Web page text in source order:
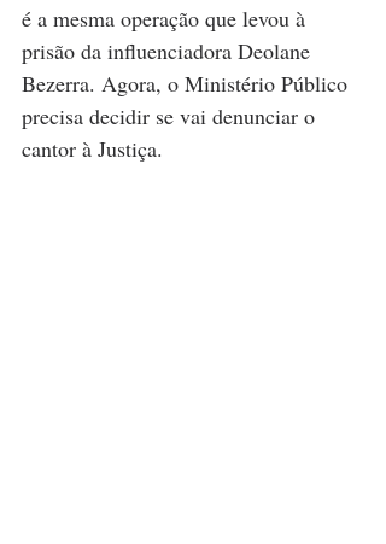
é a mesma operação que levou à
prisão da influenciadora Deolane
Bezerra. Agora, o Ministério Público
precisa decidir se vai denunciar o
cantor à Justiça.